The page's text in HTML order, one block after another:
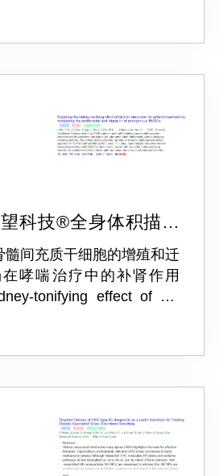
科技®全身体积描记
髓间充质干细胞的增殖和迁
哮喘治疗中的补肾作用
tonifying effect of Qi-